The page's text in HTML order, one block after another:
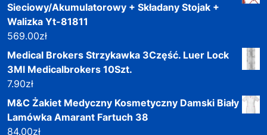
Sieciowy/Akumulatorowy + Składany Stojak +
Walizka Yt-81811
569.00zł
Medical Brokers Strzykawka 3Część. Luer Lock
3Ml Medicalbrokers 10Szt.
7.90zł
M&C Żakiet Medyczny Kosmetyczny Damski Biały
Lamówka Amarant Fartuch 38
84.00zł